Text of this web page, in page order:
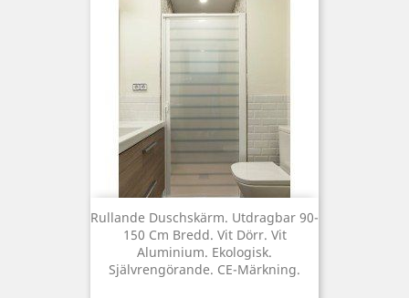
Rullande Duschskärm. Utdragbar 90-
150 Cm Bredd. Vit Dörr. Vit
Aluminium. Ekologisk.
Självrengörande. CE-Märkning.